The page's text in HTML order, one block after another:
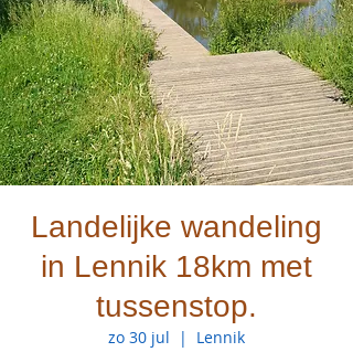
Landelijke wandeling
in Lennik 18km met
tussenstop.
zo 30 jul
  |
Lennik